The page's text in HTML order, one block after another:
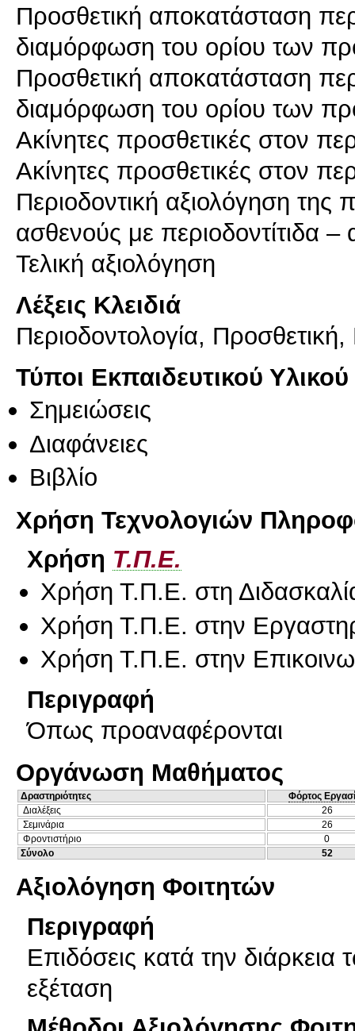
Προσθετική αποκατάσταση
διαμόρφωση του ορίου των
Προσθετική αποκατάσταση
διαμόρφωση του ορίου των
Ακίνητες προσθετικές στον
Ακίνητες προσθετικές στον
Περιοδοντική αξιολόγηση
ασθενούς με περιοδοντίτιδα –
Λέξεις Κλειδιά
Περιοδοντολογία, Προσθετική,
Τύποι Εκπαιδευτικού Υλικού
Σημειώσεις
Διαφάνειες
Βιβλίο
Χρήση Τεχνολογιών
Χρήση Τ.Π.Ε.
Χρήση Τ.Π.Ε. στη
Χρήση Τ.Π.Ε. στην
Χρήση Τ.Π.Ε. στην
Περιγραφή
Όπως προαναφέρονται
Οργάνωση Μαθήματος
Δραστηριότητες
Φόρτος
Διαλέξεις
26
Σεμινάρια
26
Φροντιστήριο
0
Σύνολο
52
Αξιολόγηση Φοιτητών
Περιγραφή
Επιδόσεις κατά την
εξέταση